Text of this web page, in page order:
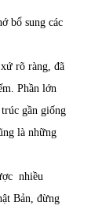
bổ sung các
rõ ràng, đã
Phần lớn
gần giống
là những
nhiều
Bản, đừng